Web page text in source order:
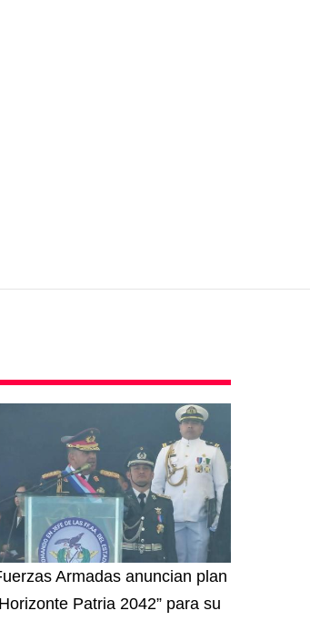
Armadas anuncian plan
Patria 2042” para su